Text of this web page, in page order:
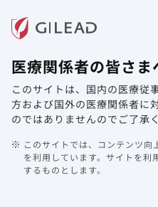
ホーム 製品情報
講演会記録集
マネジメント～中
能障害を中心に～
特別顧問 琉球
次郎 先生）（愛
医療関係者の皆さま
このサイトは、国内の医療従
方および国外の医療関係者に
のではありませんのでご了承
このサイトでは、コンテンツ
を利用しています。 サイトを利
するものとします。